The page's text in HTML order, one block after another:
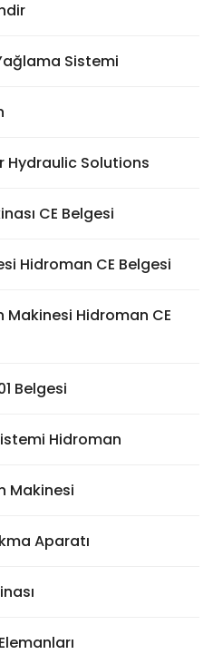
Sistemi
Hydraulic Solutions
CE Belgesi
Hidroman CE Belgesi
Makinesi Hidroman CE
Belgesi
Hidroman
Makinesi
Aparatı